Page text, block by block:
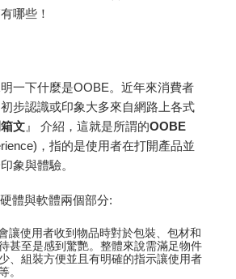
哪些！
一下什麼是OOBE。近年來消費者
步認識或印象大多來自網路上各式
文 』 介紹，這就是所謂的OOBE
，指的是使用者在打開產品並
象與體驗。
體與軟體兩個部分:
讓使用者收到物品時對於包裝、包材和
甚至是感到驚艷。整體來說需滿足物件
、組裝方便並且有明確的指示讓使用者
。